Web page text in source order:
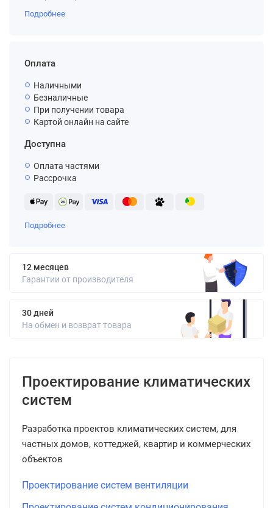
Подробнее
Оплата
Наличными
Безналичные
При получении товара
Картой онлайн на сайте
Доступна
Оплата частями
Рассрочка
Подробнее
12 месяцев
Гарантии от производителя
30 дней
На обмен и возврат товара
Проектирование климатических
систем
Разработка проектов климатических систем, для
частных домов, коттеджей, квартир и коммерческих
объектов
Проектирование систем вентиляции